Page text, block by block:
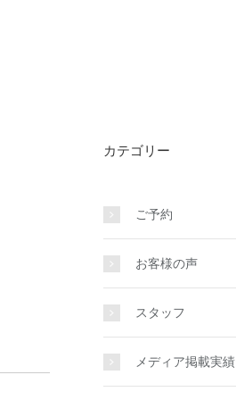
カテゴリー
ご予約
お客様の声
スタッフ
メディア掲載実績